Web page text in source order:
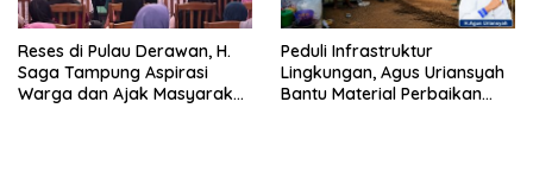
Reses di Pulau Derawan, H.
Saga Tampung Aspirasi
Warga dan Ajak Masyarakat
Peduli Infrastruktur
Lingkungan, Agus Uriansyah
Bantu Material Perbaikan